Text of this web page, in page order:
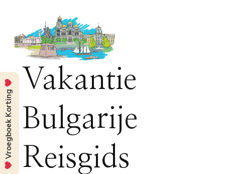
Vakantie
Bulgarije
Reisgids
Vroegboek Korting